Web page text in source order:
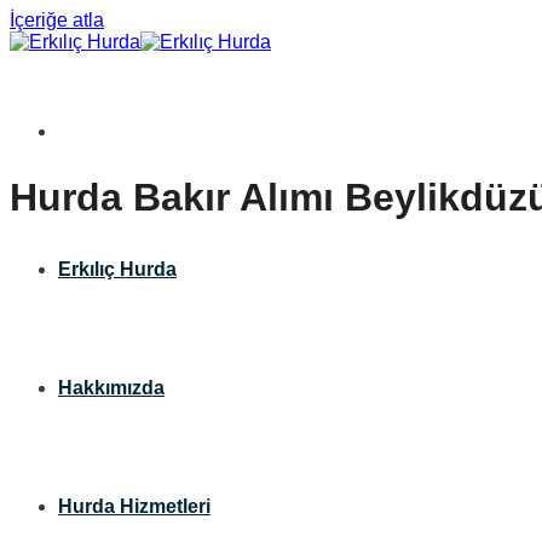
İçeriğe atla
Erkılıç Hurda
Hakkımızda
Hurda Hizmetleri
Hurda Bakır Alımı